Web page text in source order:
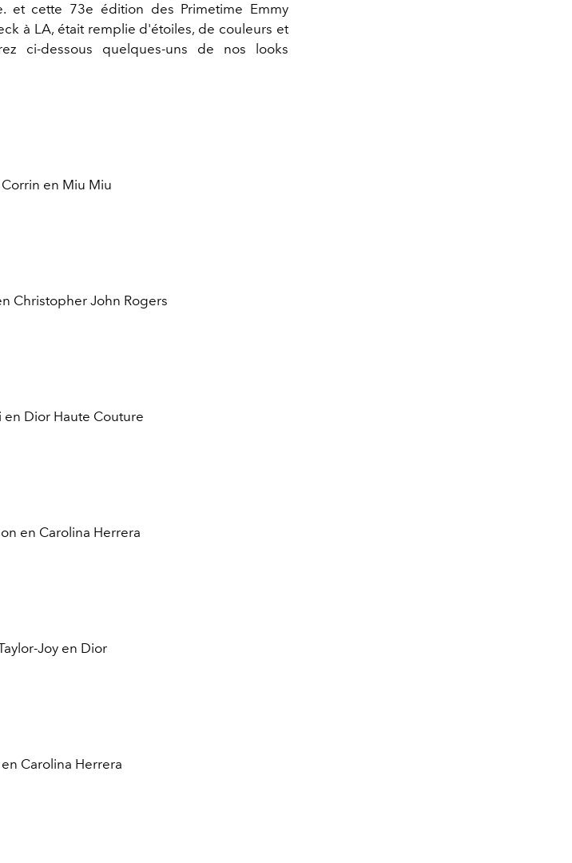
et cette 73e édition des Primetime Emmy
à LA, était remplie d'étoiles, de couleurs et
ci-dessous quelques-uns de nos looks
en Miu Miu
Christopher John Rogers
en Dior Haute Couture
en Carolina Herrera
Joy en Dior
Carolina Herrera